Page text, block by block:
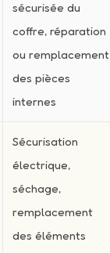
sécurisée du
coffre, réparation
ou remplacement
des pièces
internes
Sécurisation
électrique,
séchage,
remplacement
des éléments